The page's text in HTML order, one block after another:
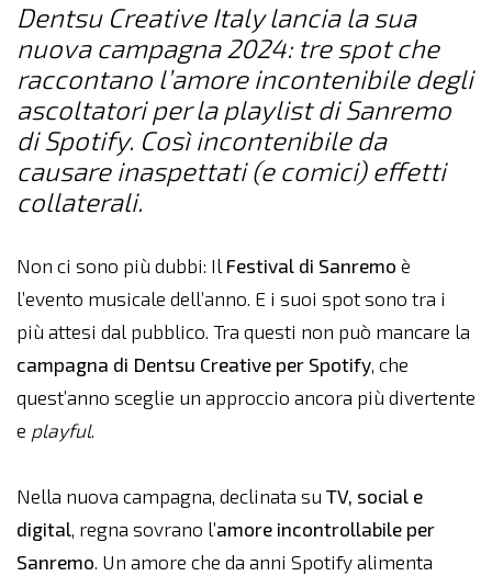
Dentsu Creative Italy lancia la sua
nuova campagna 2024: tre spot che
raccontano l’amore incontenibile degli
ascoltatori per la playlist di Sanremo
di Spotify. Così incontenibile da
causare inaspettati (e comici) effetti
collaterali.
Non ci sono più dubbi: Il Festival di Sanremo è
l’evento musicale dell’anno. E i suoi spot sono tra i
più attesi dal pubblico. Tra questi non può mancare la
campagna di Dentsu Creative per Spotify, che
quest’anno sceglie un approccio ancora più divertente
e playful.
Nella nuova campagna, declinata su TV, social e
digital, regna sovrano l’amore incontrollabile per
Sanremo. Un amore che da anni Spotify alimenta